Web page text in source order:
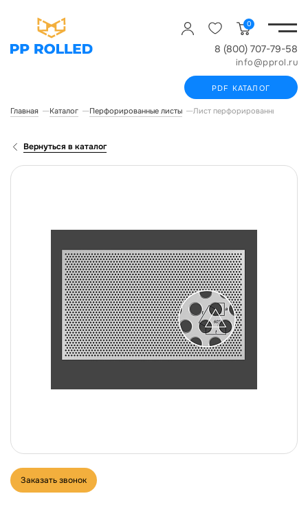
0
8 (800) 707-79-58
info@pprol.ru
PDF КАТАЛОГ
Главная Каталог Перфорированные листы Лист перфорированный Qv
Вернуться в каталог
Заказать звонок